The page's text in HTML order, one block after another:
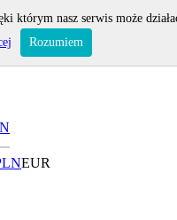
EUR
którym nasz serwis może
Rozumiem